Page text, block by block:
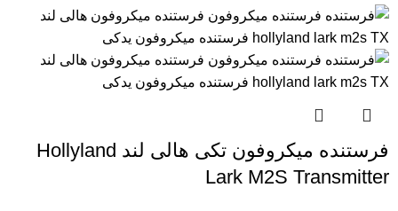
فرستنده میکروفون تکی هالی لند Hollyland
Lark M2S Transmitter